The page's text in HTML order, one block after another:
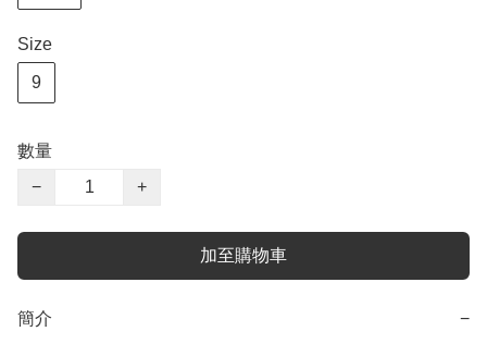
Size
9
數量
−
+
加至購物車
簡介 −